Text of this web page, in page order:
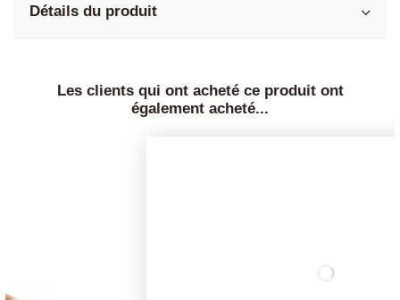
Détails du produit
Les clients qui ont acheté ce produit ont
également acheté...